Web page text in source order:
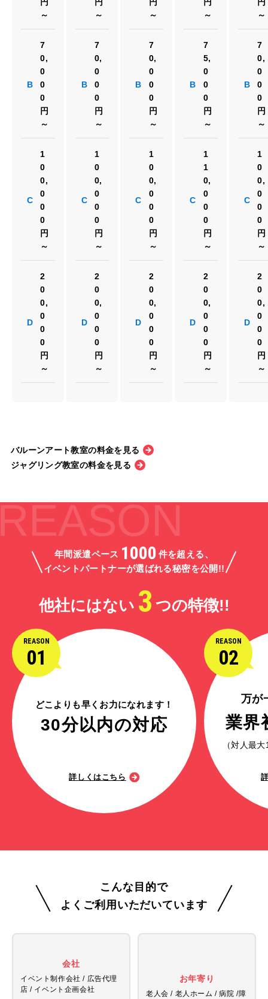
～
B
7
0,
0
0
0
円
～
C
1
0
0,
0
0
0
円
～
D
2
0
0,
0
0
0
円
～
～
B
7
0,
0
0
0
円
～
C
1
0
0,
0
0
0
円
～
D
2
0
0,
0
0
0
円
～
～
B
7
0,
0
0
0
円
～
C
1
0
0,
0
0
0
円
～
D
2
0
0,
0
0
0
円
～
～
B
7
5,
0
0
0
円
～
C
1
1
0,
0
0
0
円
～
D
2
0
0,
0
0
0
円
～
～
B
7
0,
0
0
0
円
～
C
1
0
0,
0
0
0
円
～
D
2
0
0,
0
0
0
円
～
バルーンアート教室の料金を見る
ジャグリング教室の料金を見る
年間派遣ペース 1000 件を超える、
イベントパートナーが選ばれる秘密を公開!!
他社にはない 3 つの特徴!!
REASON
01
どこよりも早くお力になれます！
30分以内の対応
詳しくはこちら
REASON
02
万が
業界
（対人最
こんな目的で
よくご利用いただいています
会社
イベント制作会社 / 広告代理
店 / イベント企画会社
お年寄り
老人会 / 老人ホーム / 病院 /障